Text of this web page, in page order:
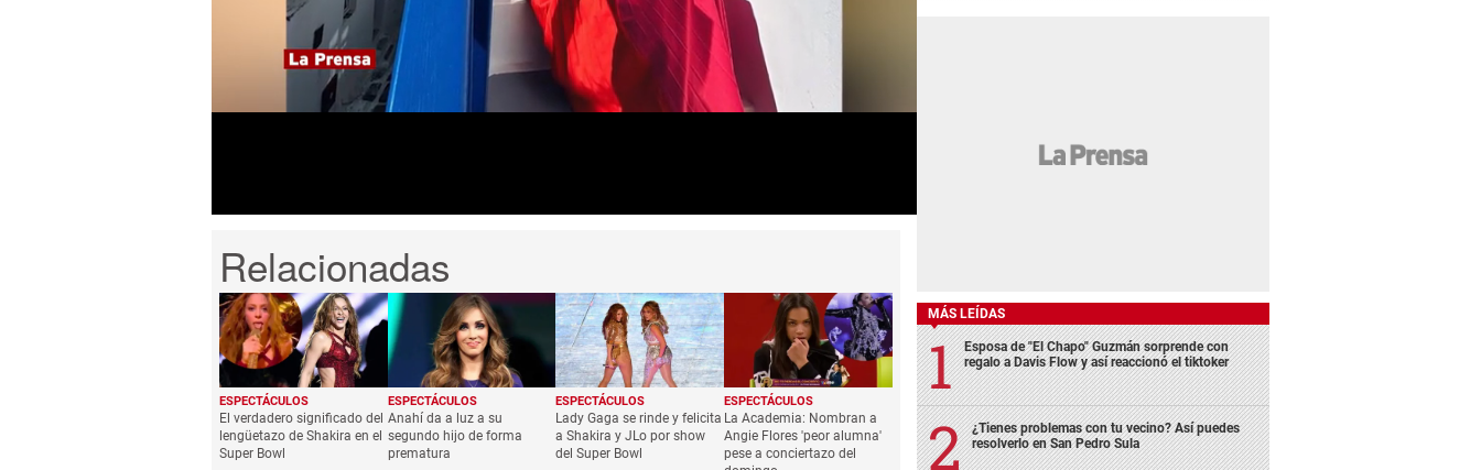
ESPECTÁCULOS
El verdadero significado del
lengüetazo de Shakira en el
Super Bowl
ESPECTÁCULOS
Anahí da a luz a su
segundo hijo de forma
prematura
ESPECTÁCULOS
Lady Gaga se rinde y felicita
a Shakira y JLo por show
del Super Bowl
ESPECTÁCULOS
La Academia: Nombran a
Angie Flores 'peor alumna'
pese a conciertazo del
MÁS LEÍDAS
Esposa de "El Chapo" Guzmán sorprende con
regalo a Davis Flow y así reaccionó el tiktoker
¿Tienes problemas con tu vecino? Así puedes
resolverlo en San Pedro Sula